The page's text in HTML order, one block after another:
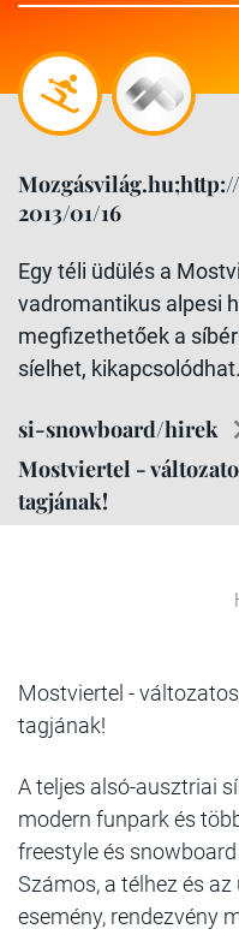
2013/01/16
Egy téli üdülés a
vadromantikus alpesi
megfizethetőek a
síelhet, kikapcsolódhat.
si-snowboard/hirek
Mostviertel -
tagjának!
Mostviertel -
tagjának!
A teljes alsó-ausztriai
modern funpark és
freestyle és
Számos, a télhez és
esemény, rendezvény